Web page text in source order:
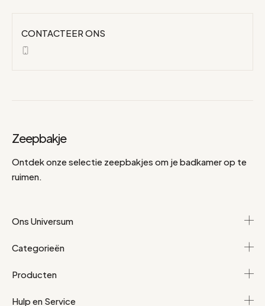
CONTACTEER ONS
Zeepbakje
Ontdek onze selectie zeepbakjes om je badkamer op te
ruimen.
Ons Universum
Categorieën
Producten
Hulp en Service